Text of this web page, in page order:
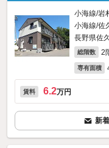
小海線/岩
小海線/佐
長野県佐
総階数 2
専有面積
賃料 6.2万円
新